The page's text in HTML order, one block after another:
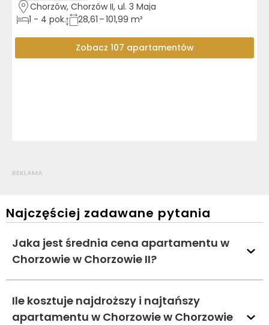
Chorzów, Chorzów II, ul. 3 Maja
1 - 4 pok. 28,61 – 101,99 m²
Zobacz 107 apartamentów
REKLAMA
Najczęściej zadawane pytania
Jaka jest średnia cena apartamentu w
Chorzowie w Chorzowie II?
Ile kosztuje najdroższy i najtańszy
apartamentu w Chorzowie w Chorzowie